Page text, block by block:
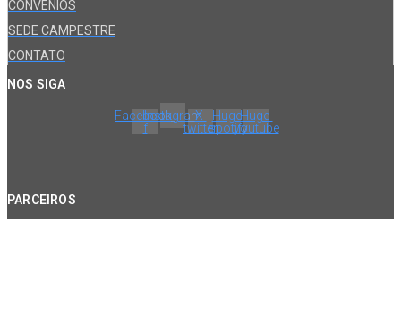
CONVÊNIOS
SEDE CAMPESTRE
CONTATO
NOS SIGA
Facebook-
f
InstagramX-
twitter
Huge-
spotify
Huge-
youtube
PARCEIROS